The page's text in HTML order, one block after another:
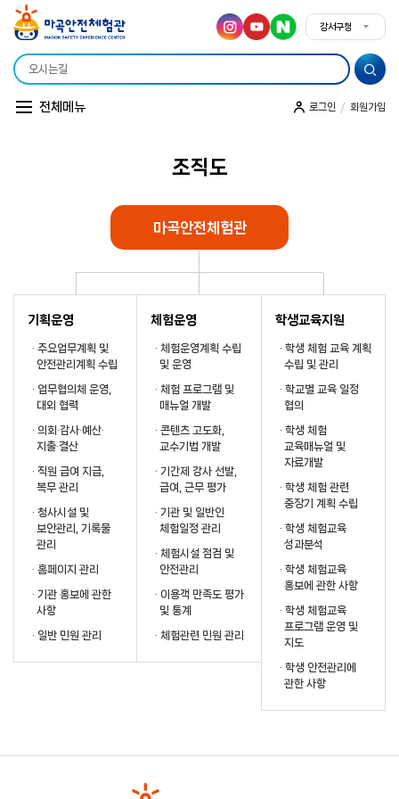
강서구청
강서구청
전체메뉴 로그인 / 회원가입
조직도
마곡안전체험관
기획운영
· 주요업무계획 및
안전관리계획 수립
· 업무협의체 운영,
대외 협력
· 의회·감사·예산·
지출·결산
· 직원 급여 지급,
복무 관리
· 청사시설 및
보안관리, 기록물
관리
· 홈페이지 관리
· 기관 홍보에 관한
사항
· 일반 민원 관리
체험운영
· 체험운영계획 수립
및 운영
· 체험 프로그램 및
매뉴얼 개발
· 콘텐츠 고도화,
교수기법 개발
· 기간제 강사 선발,
급여, 근무 평가
· 기관 및 일반인
체험일정 관리
· 체험시설 점검 및
안전관리
· 이용객 만족도 평가
및 통계
· 체험관련 민원 관리
학생교육지원
· 학생 체험 교육 계획
수립 및 관리
· 학교별 교육 일정
협의
· 학생 체험
교육매뉴얼 및
자료개발
· 학생 체험 관련
중장기 계획 수립
· 학생 체험교육
성과분석
· 학생 체험교육
홍보에 관한 사항
· 학생 체험교육
프로그램 운영 및
지도
· 학생 안전관리에
관한 사항